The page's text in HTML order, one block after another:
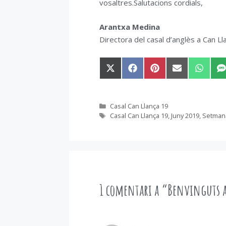
vosaltres.Salutacions cordials,
Arantxa Medina
Directora del casal d’anglès a Can
Share
on
Share
on
Share
on
Share
on
Share
on
Categories
Casal Can Llança 19
Etiquetes
Casal Can Llança 19, Juny 2019,
1 comentari a “Benvinguts